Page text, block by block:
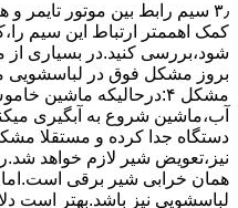
۳٫ ﺳﯿﻢ راﺑﻂ ﺑﯿﻦ ﻣﻮﺗﻮر
کمک اهممتر ارﺗﺒﺎط اﯾﻦ ﺳﯿﻢ
ﺷﻮد،بررسی ﮐﻨﯿﺪ.در ﺑﺴﯿﺎری
ﺑﺮوز مشکل ﻓﻮق در لباسشویی
مشکل ۴:درحالیکه ﻣﺎﺷﯿﻦ
آب،ﻣﺎﺷﯿﻦ ﺷﺮوع ﺑﻪ آﺑﮕﯿﺮی
دستگاه جدا کرده و مستقلا
نیز،تعویض شیر لازم خواهد
همان خرابی شیر برقی است.اما
لباسشویی نیز باشد.بهتر است